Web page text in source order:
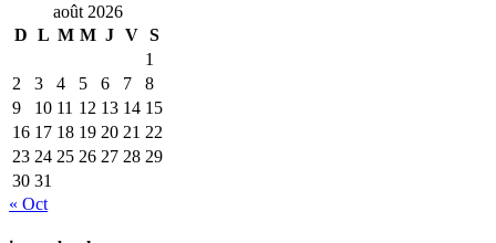
août 2026
D L M M J V S
1
2
3 4 5 6 7
8
9
10 11 12 13 14 15
16 17 18 19 20 21 22
23 24 25 26 27 28 29
30 31
« Oct